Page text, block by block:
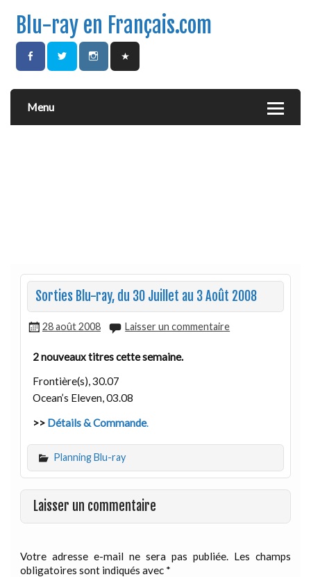
Blu-ray en Français.com
Menu
Sorties Blu-ray, du 30 Juillet au 3 Août 2008
28 août 2008 Laisser un commentaire
2 nouveaux titres cette semaine.
Frontière(s), 30.07
Ocean’s Eleven, 03.08
>> Détails & Commande.
Planning Blu-ray
Laisser un commentaire
Votre adresse e-mail ne sera pas publiée. Les champs
obligatoires sont indiqués avec *